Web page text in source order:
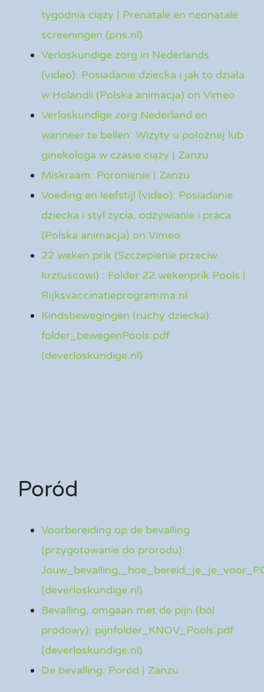
tygodnia ciąży | Prenatale en neonatale
screeningen (pns.nl)
Verloskundige zorg in Nederlands
(video): Posiadanie dziecka i jak to działa
w Holandii (Polska animacja) on Vimeo
Verloskundige zorg Nederland en
wanneer te bellen: Wizyty u położnej lub
ginekologa w czasie ciąży | Zanzu
Miskraam: Poronienie | Zanzu
Voeding en leefstijl (video): Posiadanie
dziecka i styl życia, odżywianie i praca
(Polska animacja) on Vimeo
22 weken prik (Szczepienie przeciw
krztuścowi) : Folder 22 wekenprik Pools |
Rijksvaccinatieprogramma.nl
Kindsbewegingen (ruchy dziecka):
folder_bewegenPools.pdf
(deverloskundige.nl)
Poród
Voorbereiding op de bevalling
(przygotowanie do prorodu):
(deverloskundige.nl)
Bevalling, omgaan met de pijn (ból
prodowy): pijnfolder_KNOV_Pools.pdf
(deverloskundige.nl)
De bevalling: Poród | Zanzu